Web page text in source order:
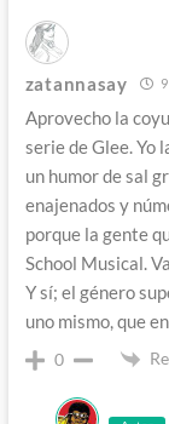
zatannasay
Aprovecho la
serie de Glee. Yo
un humor de sal
enajenados y
porque la gente
School Musical.
Y sí; el género
uno mismo, que
0